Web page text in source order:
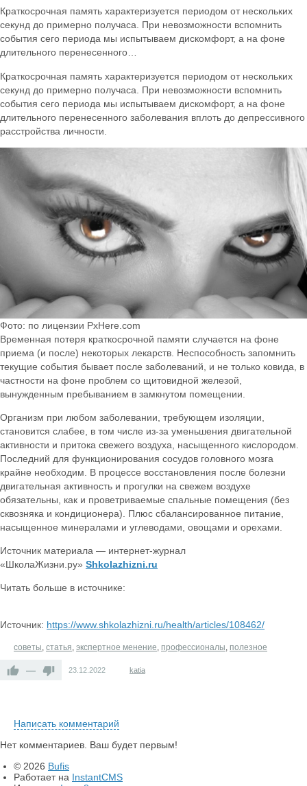
Краткосрочная память характеризуется периодом от нескольких
секунд до примерно получаса. При невозможности вспомнить
события сего периода мы испытываем дискомфорт, а на фоне
длительного перенесенного…
Краткосрочная память характеризуется периодом от нескольких
секунд до примерно получаса. При невозможности вспомнить
события сего периода мы испытываем дискомфорт, а на фоне
длительного перенесенного заболевания вплоть до депрессивного
расстройства личности.
Фото: по лицензии PxHere.com
Временная потеря краткосрочной памяти случается на фоне
приема (и после) некоторых лекарств. Неспособность запомнить
текущие события бывает после заболеваний, и не только ковида, в
частности на фоне проблем со щитовидной железой,
вынужденным пребыванием в замкнутом помещении.
Организм при любом заболевании, требующем изоляции,
становится слабее, в том числе из-за уменьшения двигательной
активности и притока свежего воздуха, насыщенного кислородом.
Последний для функционирования сосудов головного мозга
крайне необходим. В процессе восстановления после болезни
двигательная активность и прогулки на свежем воздухе
обязательны, как и проветриваемые спальные помещения (без
сквозняка и кондиционера). Плюс сбалансированное питание,
насыщенное минералами и углеводами, овощами и орехами.
Источник материала — интернет-журнал
«ШколаЖизни.ру» Shkolazhizni.ru
Читать больше в источнике:
Источник: https://www.shkolazhizni.ru/health/articles/108462/
советы, статья, экспертное менение, профессионалы, полезное
— 23.12.2022 katia
Написать комментарий
Нет комментариев. Ваш будет первым!
© 2026 Bufis
Работает на InstantCMS